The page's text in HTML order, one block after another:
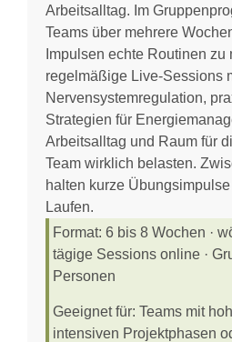
Arbeitsalltag. Im
Teams über mehrere
Impulsen echte Routinen zu
regelmäßige Live-Sessions
Nervensystemregulation,
Strategien für
Arbeitsalltag und Raum für
Team wirklich belasten.
halten kurze
Laufen.
Format: 6 bis 8 Wochen ·
tägige Sessions online ·
Personen
Geeignet für: Teams mit
intensiven Projektphasen